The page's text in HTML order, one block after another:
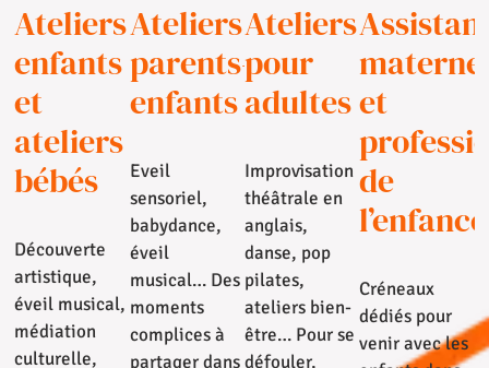
Ateliers
enfants
et
ateliers
bébés
Découverte
artistique,
éveil musical,
médiation
culturelle,
Ateliers
parents-
enfants
Eveil
sensoriel,
babydance,
éveil
musical… Des
moments
complices à
partager dans
Ateliers
pour
adultes
Improvisation
théâtrale en
anglais,
danse, pop
pilates,
ateliers bien-
être… Pour se
défouler,
et
de
l’enfance
Créneaux
dédiés pour
venir avec les